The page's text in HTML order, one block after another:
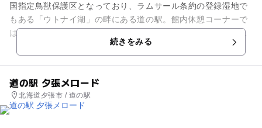
国指定鳥獣保護区となっており、ラムサール条約の登録湿地で
もある「ウトナイ湖」の畔にある道の駅。館内休憩コーナーで
は、木の温もりを取り入れ広く開放された空間から湖の景観を
一望でき、季節によってはた...続きをみる
道の駅 夕張メロード
北海道夕張市 / 道の駅